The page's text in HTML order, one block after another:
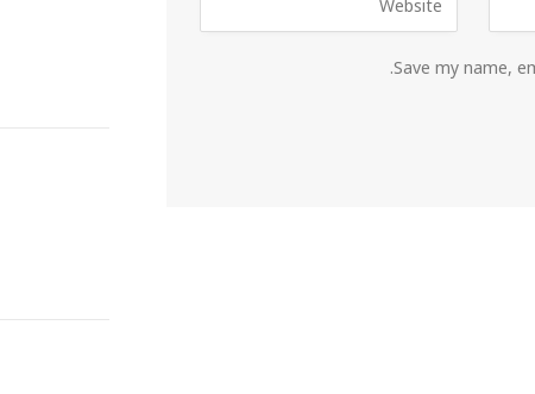
Save my name,